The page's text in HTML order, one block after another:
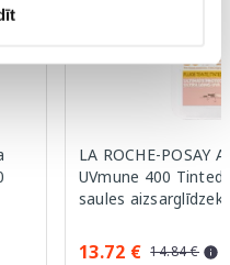
LA ROCHE-POSAY
UVmune 400 Tinted
saules
13.72 € 14.84 €